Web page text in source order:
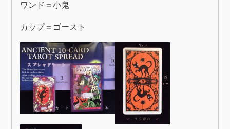
ワンド＝小鬼
カップ＝ゴースト